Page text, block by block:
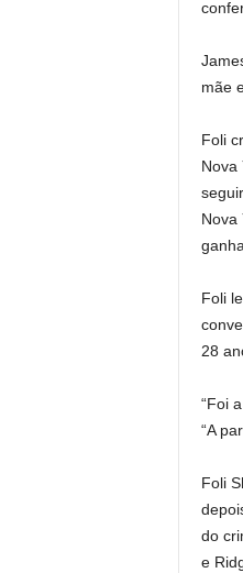
mãe
Foli
Nova
Nova
Foli
28
“Foi
“A
Foli
do
e